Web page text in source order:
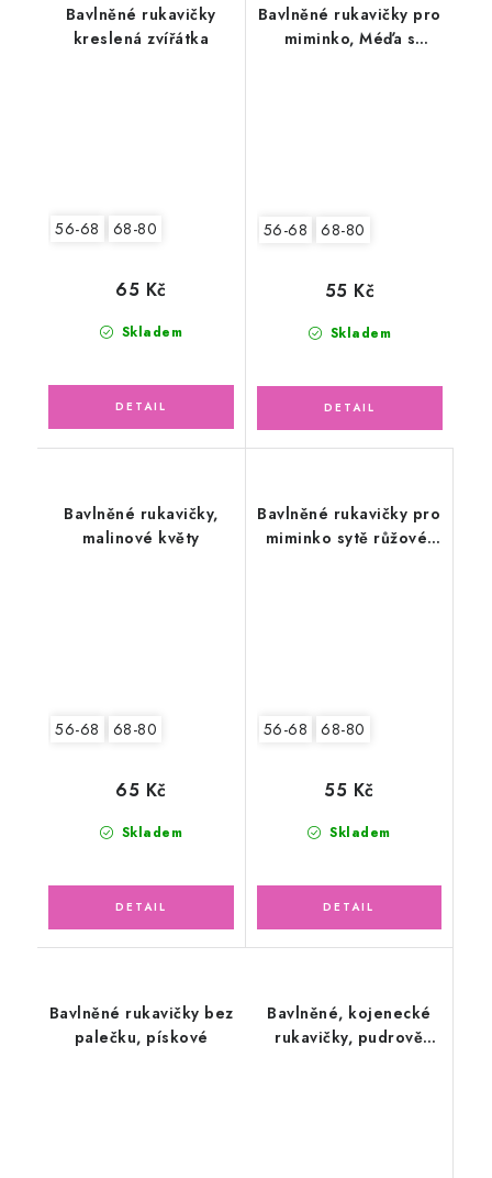
Bavlněné rukavičky
kreslená zvířátka
56-68 68-80
Skladem
65 Kč
Bavlněné rukavičky pro
miminko, Méďa s
56-68 68-80
Skladem
55 Kč
Bavlněné rukavičky,
malinové květy
56-68 68-80
Skladem
65 Kč
Bavlněné rukavičky pro
miminko sytě růžové,
56-68 68-80
Skladem
55 Kč
Bavlněné rukavičky bez
palečku, pískové
Bavlněné, kojenecké
rukavičky, pudrově